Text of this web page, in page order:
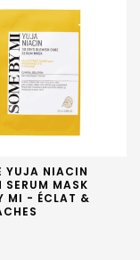
YUJA NIACIN
SERUM MASK
MI - ÉCLAT &